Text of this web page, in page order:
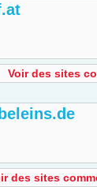
Voir des sites
des sites